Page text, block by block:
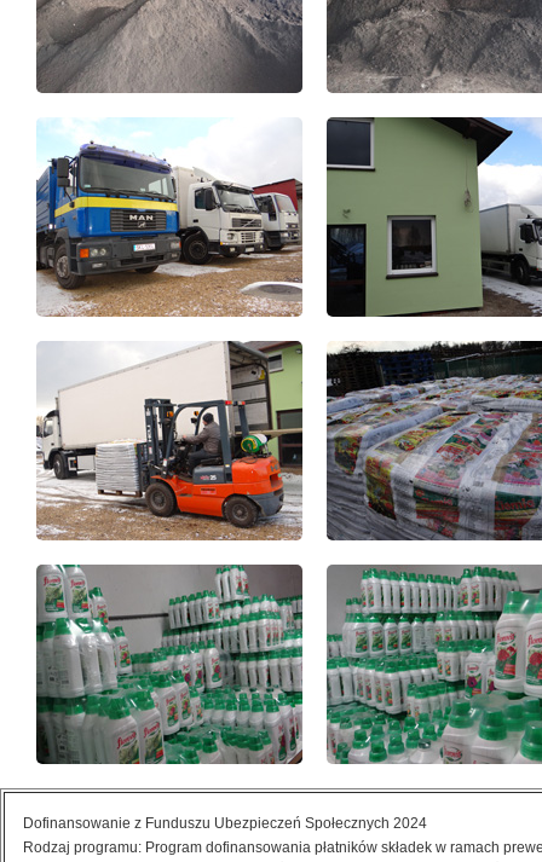
Dofinansowanie z Funduszu Ubezpieczeń Społecznych 2024
Rodzaj programu: Program dofinansowania płatników składek w ramach